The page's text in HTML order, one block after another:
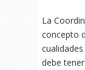
La
concepto
debe